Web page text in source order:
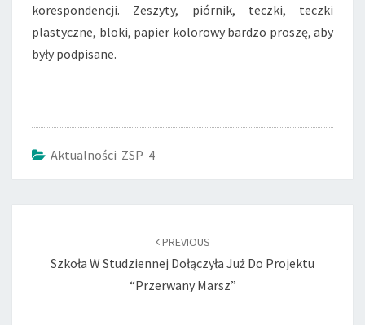
korespondencji. Zeszyty, piórnik, teczki, teczki
plastyczne, bloki, papier kolorowy bardzo proszę, aby
były podpisane.
Aktualności ZSP 4
PREVIOUS
Szkoła W Studziennej Dołączyła Już Do Projektu
“Przerwany Marsz”